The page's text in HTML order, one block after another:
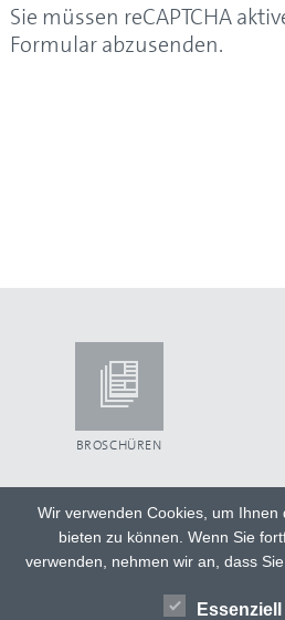
Sie müssen reCAPTCHA
Formular abzusenden.
BROSCHÜREN
HÄNDLERSUCHE
Wir verwenden Cookies, um
bieten zu können. Wenn Sie
verwenden, nehmen wir an, dass
Essenziell